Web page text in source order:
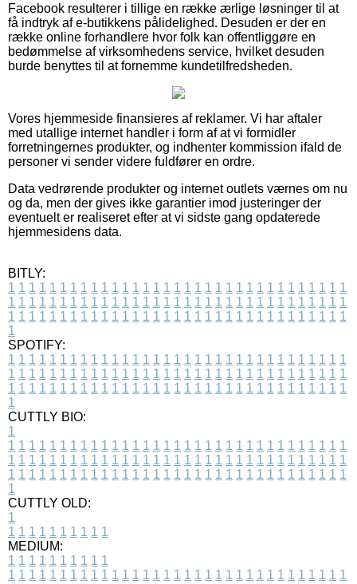
Facebook resulterer i tillige en række ærlige løsninger til at
få indtryk af e-butikkens pålidelighed. Desuden er der en
række online forhandlere hvor folk kan offentliggøre en
bedømmelse af virksomhedens service, hvilket desuden
burde benyttes til at fornemme kundetilfredsheden.
Vores hjemmeside finansieres af reklamer. Vi har aftaler
med utallige internet handler i form af at vi formidler
forretningernes produkter, og indhenter kommission ifald de
personer vi sender videre fuldfører en ordre.
Data vedrørende produkter og internet outlets værnes om nu
og da, men der gives ikke garantier imod justeringer der
eventuelt er realiseret efter at vi sidste gang opdaterede
hjemmesidens data.
BITLY:
1 1 1 1 1 1 1 1 1 1 1 1 1 1 1 1 1 1 1 1 1 1 1 1 1 1 1 1 1 1 1 1 1
1 1 1 1 1 1 1 1 1 1 1 1 1 1 1 1 1 1 1 1 1 1 1 1 1 1 1 1 1 1 1 1 1
1 1 1 1 1 1 1 1 1 1 1 1 1 1 1 1 1 1 1 1 1 1 1 1 1 1 1 1 1 1 1 1 1
1
SPOTIFY:
1 1 1 1 1 1 1 1 1 1 1 1 1 1 1 1 1 1 1 1 1 1 1 1 1 1 1 1 1 1 1 1 1
1 1 1 1 1 1 1 1 1 1 1 1 1 1 1 1 1 1 1 1 1 1 1 1 1 1 1 1 1 1 1 1 1
1 1 1 1 1 1 1 1 1 1 1 1 1 1 1 1 1 1 1 1 1 1 1 1 1 1 1 1 1 1 1 1 1
1
CUTTLY BIO:
1
1 1 1 1 1 1 1 1 1 1 1 1 1 1 1 1 1 1 1 1 1 1 1 1 1 1 1 1 1 1 1 1 1
1 1 1 1 1 1 1 1 1 1 1 1 1 1 1 1 1 1 1 1 1 1 1 1 1 1 1 1 1 1 1 1 1
1 1 1 1 1 1 1 1 1 1 1 1 1 1 1 1 1 1 1 1 1 1 1 1 1 1 1 1 1 1 1 1 1
1
CUTTLY OLD:
1
1 1 1 1 1 1 1 1 1 1
MEDIUM:
1 1 1 1 1 1 1 1 1 1
1 1 1 1 1 1 1 1 1 1 1 1 1 1 1 1 1 1 1 1 1 1 1 1 1 1 1 1 1 1 1 1 1